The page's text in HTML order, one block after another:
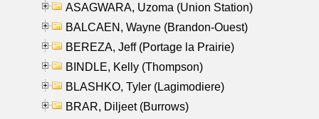
ASAGWARA, Uzoma (Union Station)
BALCAEN, Wayne (Brandon-Ouest)
BEREZA, Jeff (Portage la Prairie)
BINDLE, Kelly (Thompson)
BLASHKO, Tyler (Lagimodiere)
BRAR, Diljeet (Burrows)